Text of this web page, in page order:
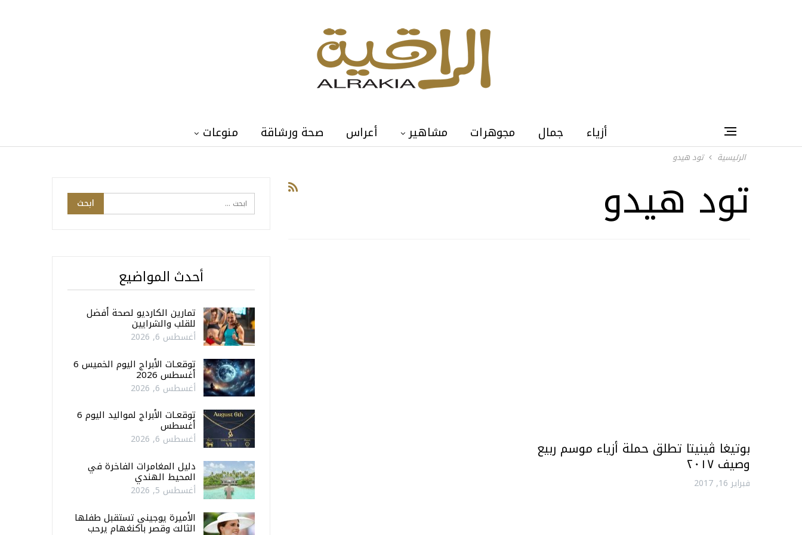
أزياء جمال مجوهرات مشاهير أعراس صحة ورشاقة منوعات
الرئيسية تود هيدو
تود هيدو
بوتيغا ڤينيتا تطلق حملة أزياء موسم ربيع
وصيف ٢٠١٧
فبراير 16, 2017
أحدث المواضيع
تمارين الكارديو لصحة أفضل
للقلب والشرايين
أغسطس 6, 2026
توقعـات الأبراج اليوم الخميس 6
أغسطس 2026
أغسطس 6, 2026
توقعـات الأبراج لمواليد اليوم 6
أغسطس
أغسطس 6, 2026
دليل المغامرات الفاخرة في
المحيط الهندي
أغسطس 5, 2026
الأميرة يوجيني تستقبل طفلها
الثالث وقصر باكنغهام يرحب